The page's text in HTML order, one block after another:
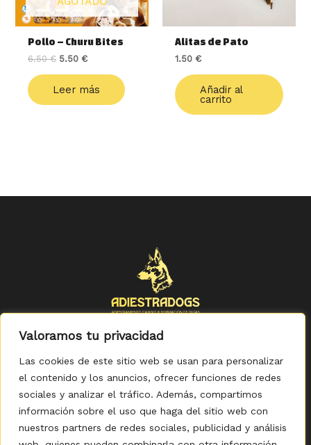
Valoramos tu privacidad
Las cookies de este sitio web se usan para personalizar
el contenido y los anuncios, ofrecer funciones de redes
sociales y analizar el tráfico. Además, compartimos
información sobre el uso que haga del sitio web con
nuestros partners de redes sociales, publicidad y análisis
Pollo – Churu Bites
6.50€ 5.50 €
Leer más
Alitas de Pato
1.50 €
Añadir al
carrito
Política de Privacidad -Política de Cookies-Aviso legal
Accesibilidad- Condiciones Generales de Compra